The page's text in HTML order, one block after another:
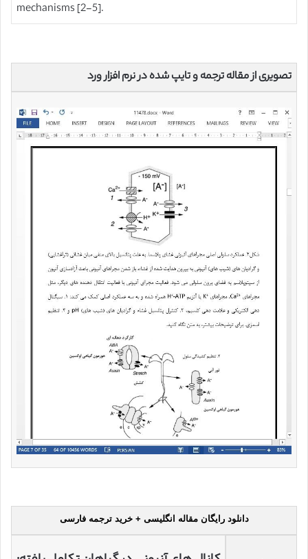
mechanisms [2-5].
تصویری از مقاله ترجمه و تایپ شده در نرم افزار ورد
دانلود رایگان مقاله انگلیسی + خرید ترجمه فارسی